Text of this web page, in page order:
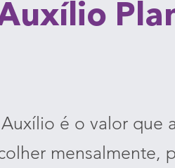
é o valor que
mensalmente,